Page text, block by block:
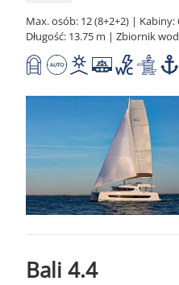
Max. osób: 12 (8+2+2) | Kabiny:
Długość: 13.75 m | Zbiornik
Bali 4.4